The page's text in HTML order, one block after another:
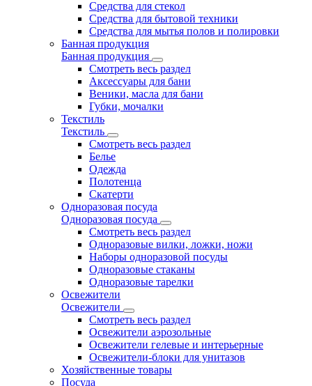
Средства для стекол
Средства для бытовой техники
Средства для мытья полов и полировки
Банная продукция
Банная продукция
Смотреть весь раздел
Аксессуары для бани
Веники, масла для бани
Губки, мочалки
Текстиль
Текстиль
Смотреть весь раздел
Белье
Одежда
Полотенца
Скатерти
Одноразовая посуда
Одноразовая посуда
Смотреть весь раздел
Одноразовые вилки, ложки, ножи
Наборы одноразовой посуды
Одноразовые стаканы
Одноразовые тарелки
Освежители
Освежители
Смотреть весь раздел
Освежители аэрозольные
Освежители гелевые и интерьерные
Освежители-блоки для унитазов
Хозяйственные товары
Посуда